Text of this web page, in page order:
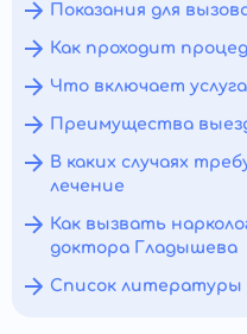
Показания для
Как проходит
Что включает
Преимущества
В каких случаях
лечение
Как вызвать
доктора Гладышева
Список литературы